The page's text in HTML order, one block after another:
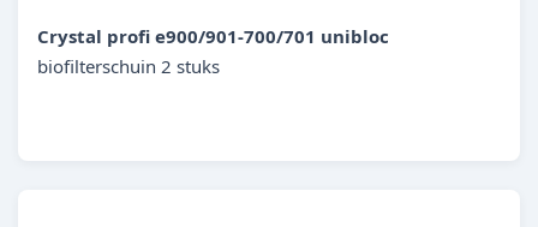
Crystal profi e900/901-700/701 unibloc
biofilterschuin 2 stuks